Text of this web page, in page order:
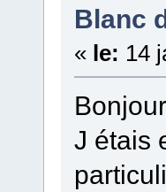
Blanc
« le: 14
J étais